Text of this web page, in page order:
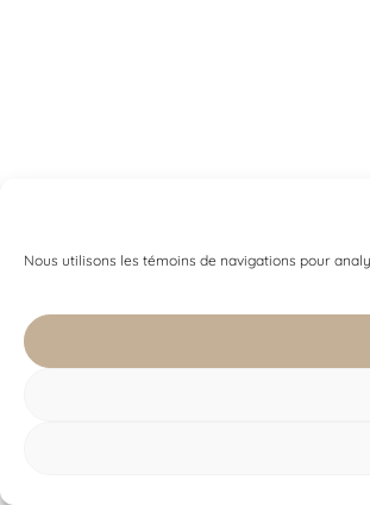
Nous utilisons les témoins de navigations pour